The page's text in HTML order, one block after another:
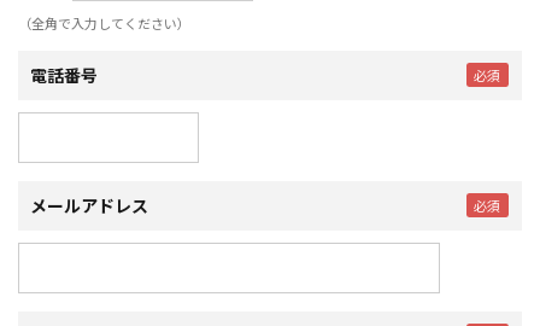
（全角で入力してください）
電話番号
メールアドレス